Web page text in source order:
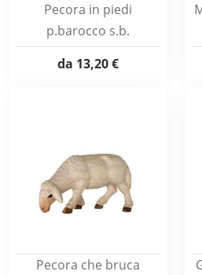
Pecora in piedi
p.barocco s.b.
da 13,20 €
Pecora che bruca